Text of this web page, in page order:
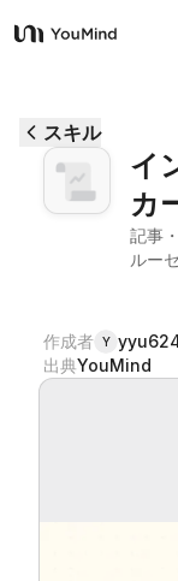
YouMind
ユースケース
プロンプト
スキル
イ
カ
記事
ルー
作成者 Y
出典YouMind